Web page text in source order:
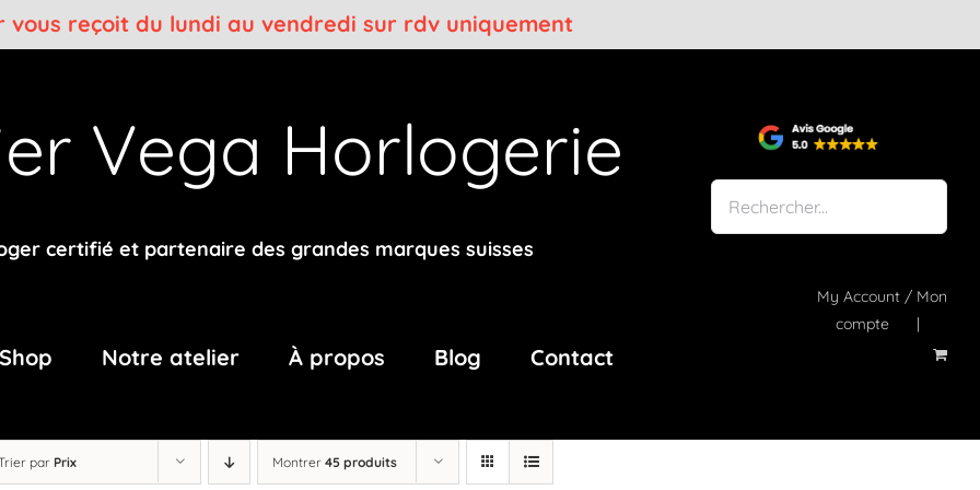
vous reçoit du lundi au vendredi sur rdv uniquement
Vega Horlogerie
certifié et partenaire des grandes marques suisses
Shop Notre atelier À propos Blog Contact
My Account / Mon
compte
par Prix Montrer 45 produits